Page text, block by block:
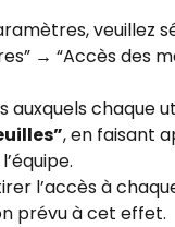
veuillez
→ “Accès des
auxquels chaque
, en faisant
l’accès à
prévu à cet effet.